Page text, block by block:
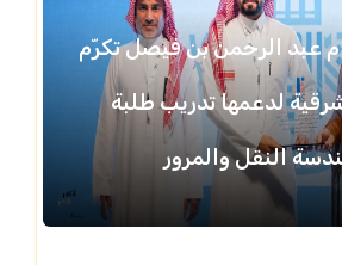
عبد الرحمن بن فيصل تكرّم
لدعمها تدريب طلبة
النقل والمرور